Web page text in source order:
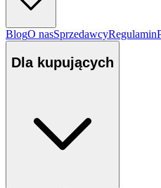
BlogO nasSprzedawcyRegulamin
Dla kupujących